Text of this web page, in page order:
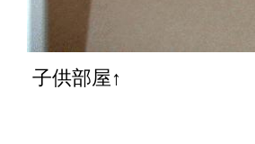
子供部屋↑